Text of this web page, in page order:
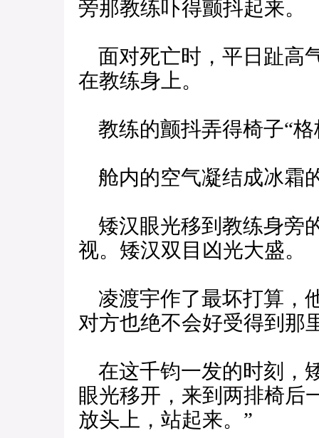
旁那教练吓得颤抖起来。
面对死亡时，平日趾高
在教练身上。
教练的颤抖弄得椅子“格
舱内的空气凝结成冰霜
矮汉眼光移到教练身旁
视。矮汉双目凶光大盛。
凌渡宇作了最坏打算，
对方也绝不会好受得到
在这千钧一发的时刻，
眼光移开，来到两排椅后
放头上，站起来。”